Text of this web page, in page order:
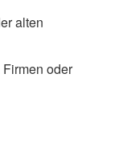
alten
oder